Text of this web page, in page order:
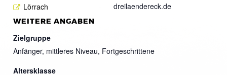
Lörrach
dreilaendereck.de
WEITERE ANGABEN
Zielgruppe
Anfänger, mittleres Niveau, Fortgeschrittene
Altersklasse